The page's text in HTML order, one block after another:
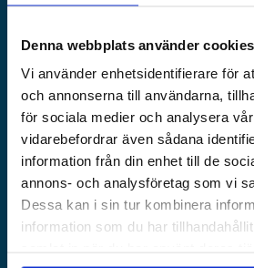
Denna webbplats använder cookies
Vi använder enhetsidentifierare för
och annonserna till användarna,
för sociala medier och analysera
vidarebefordrar även sådana
information från din enhet till de
annons- och analysföretag som vi
Dessa kan i sin tur kombinera
information som du har
Loss prevention
VÅRA WEBBPLATSER
Båtförsäkring Sverige
Venevakuutus Suomi
Båtförsäkring Finland/Åland
Alandia Fastigheter